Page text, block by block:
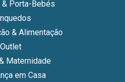
& Porta-Bebés
& Alimentação
Outlet
Maternidade
em Casa